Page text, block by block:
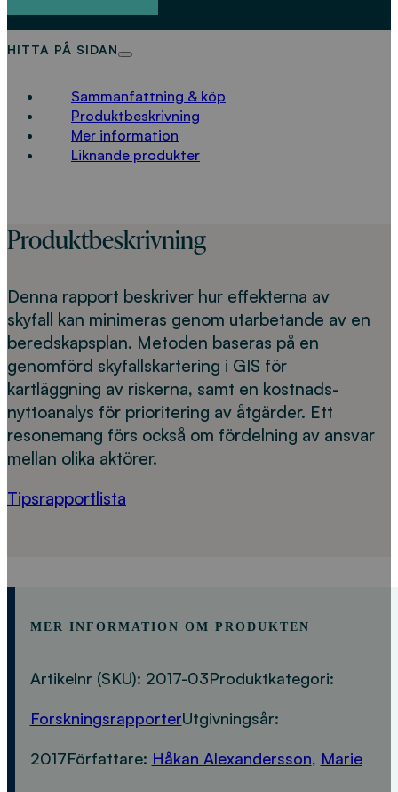
HITTA PÅ SIDAN
Sammanfattning & köp
Produktbeskrivning
Mer information
Liknande produkter
Produktbeskrivning
Denna rapport beskriver hur effekterna av
skyfall kan minimeras genom utarbetande av en
beredskapsplan. Metoden baseras på en
genomförd skyfallskartering i GIS för
kartläggning av riskerna, samt en kostnads-
nyttoanalys för prioritering av åtgärder. Ett
resonemang förs också om fördelning av ansvar
mellan olika aktörer.
Tipsrapportlista
MER INFORMATION OM PRODUKTEN
Artikelnr (SKU): 2017-03Produktkategori:
ForskningsrapporterUtgivningsår:
2017Författare: Håkan Alexandersson, Marie